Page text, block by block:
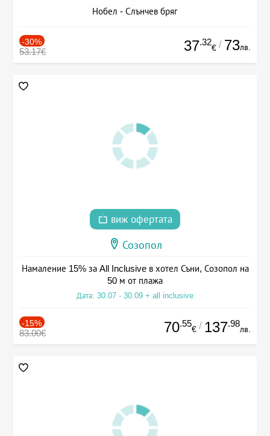
Нобел - Слънчев бряг
-30%
53.17€ 37.32
€ / 73лв.
виж офертата
Созопол
Намаление 15% за All Inclusive в хотел Съни, Созопол на
50 м от плажа
Дата: 30.07 - 30.09 + all inclusive
-15%
83.00€ 70.55
€ / 137.98
лв.